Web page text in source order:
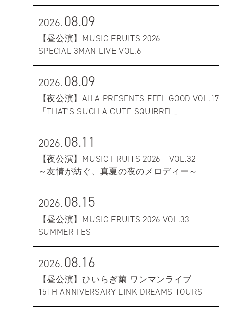
2026.08.09
【昼公演】MUSIC FRUITS 2026
SPECIAL 3MAN LIVE VOL.6
2026.08.09
【夜公演】AILA PRESENTS FEEL GOOD VOL.17
「THAT'S SUCH A CUTE SQUIRREL」
2026.08.11
【夜公演】MUSIC FRUITS 2026 VOL.32
～友情が紡ぐ、真夏の夜のメロディー～
2026.08.15
【昼公演】MUSIC FRUITS 2026 VOL.33
SUMMER FES
2026.08.16
【昼公演】ひいらぎ繭-ワンマンライブ
15TH ANNIVERSARY LINK DREAMS TOURS